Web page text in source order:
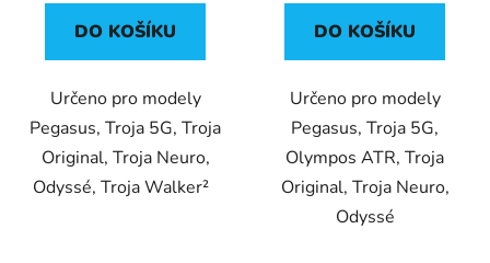
DO KOŠÍKU
Určeno pro modely
Pegasus, Troja 5G, Troja
Original, Troja Neuro,
Odyssé, Troja Walker²
DO KOŠÍKU
Určeno pro modely
Pegasus, Troja 5G,
Olympos ATR, Troja
Original, Troja Neuro,
Odyssé